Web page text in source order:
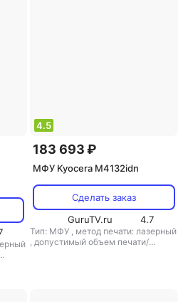
4.5
183 693 ₽
МФУ Kyocera M4132idn
Сделать заказ
GuruTV.ru
4.7
Тип: МФУ , метод печати: лазерный
, допустимый объем печати/